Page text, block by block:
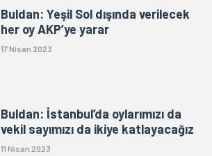
Buldan: Yeşil Sol dışında verilecek
her oy AKP’ye yarar
17 Nisan 2023
Buldan: İstanbul’da oylarımızı da
vekil sayımızı da ikiye katlayacağız
11 Nisan 2023